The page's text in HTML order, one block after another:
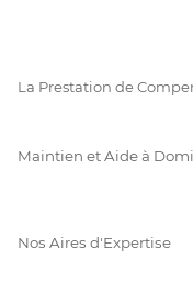
La Prestation de
Maintien et Aide à
Nos Aires d'Expertise